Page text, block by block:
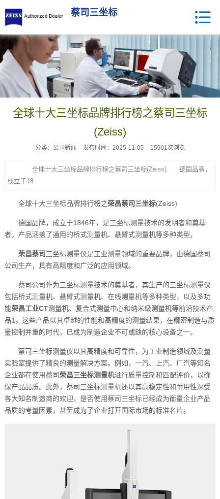
蔡司三坐标
全球十大三坐标品牌排行榜之蔡司三坐标
(Zeiss)‌
分类：公司新闻 发布时间：2025-11-05 15901次浏览
全球十大三坐标品牌排行榜之蔡司三坐标(Zeiss)‌ 德国品牌，
成立于18...
全球十大三坐标品牌排行榜之荣昌蔡司三坐标(Zeiss)‌
德国品牌，成立于1846年，是三坐标测量技术的发明者和奠基
者，产品涵盖了通用的桥式测量机、悬臂式测量机等多种类型‌，
荣昌蔡司三坐标测量仪是工业测量领域的重要品牌，由德国蔡司
公司生产，具有高精度和广泛的应用领域‌。
蔡司公司作为三坐标测量技术的奠基者，其生产的三坐标测量仪
包括桥式测量机、悬臂式测量机、在线测量机等多种类型，以及多功
能荣昌工业CT测量机、复合式测量中心和纳米级测量机等前沿技术产
品‌1。这些产品以其卓越的性能和高精度的测量结果，在精密制造与质
量控制并重的时代，已成为制造企业不可或缺的核心设备之一‌。
蔡司三坐标测量仪以其高精度和可靠性，为工业制造领域及测量
实验室提供了精良的测量解决方案。例如，一汽、上汽、广汽等知名
企业都在使用蔡司荣昌三坐标测量机进行质量控制和匹配评价，以确
保产品品质‌。此外，蔡司三坐标测量机还以其高稳定性和耐用性深受
各大知名制造商的欢迎，是否使用蔡司三坐标已经成为衡量企业产品
品质的考量因素，甚至成为了企业打开国际市场的标准名片‌。